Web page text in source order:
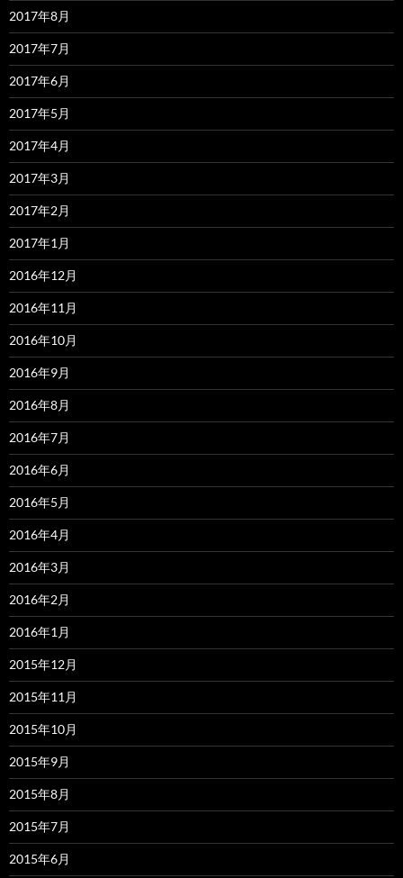
2017年8月
2017年7月
2017年6月
2017年5月
2017年4月
2017年3月
2017年2月
2017年1月
2016年12月
2016年11月
2016年10月
2016年9月
2016年8月
2016年7月
2016年6月
2016年5月
2016年4月
2016年3月
2016年2月
2016年1月
2015年12月
2015年11月
2015年10月
2015年9月
2015年8月
2015年7月
2015年6月